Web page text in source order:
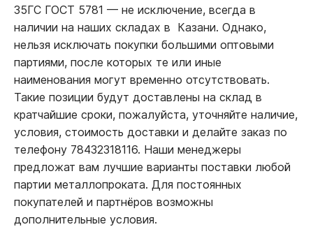
35ГС ГОСТ 5781 — не исключение, всегда в
наличии на наших складах в Казани. Однако,
нельзя исключать покупки большими оптовыми
партиями, после которых те или иные
наименования могут временно отсутствовать.
Такие позиции будут доставлены на склад в
кратчайшие сроки, пожалуйста, уточняйте наличие,
условия, стоимость доставки и делайте заказ по
телефону 78432318116. Наши менеджеры
предложат вам лучшие варианты поставки любой
партии металлопроката. Для постоянных
покупателей и партнёров возможны
дополнительные условия.